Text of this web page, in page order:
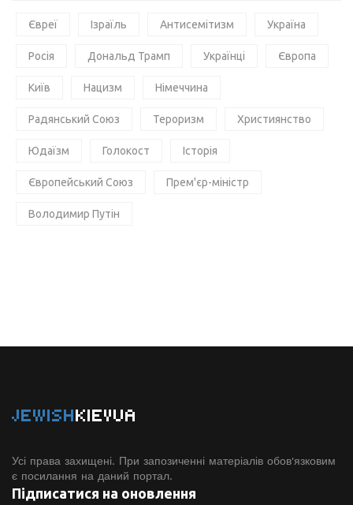
Євреї Ізраїль Антисемітизм Україна
Росія Дональд Трамп Українці Європа
Київ Нацизм Німеччина
Радянський Союз Тероризм Християнство
Юдаїзм Голокост Історія
Європейський Союз Прем'єр-міністр
Володимир Путін
JEWISHKIEVUA
Усі права захищені. При запозиченні матеріалів обов'язковим
є посилання на даний портал.
Підписатися на оновлення